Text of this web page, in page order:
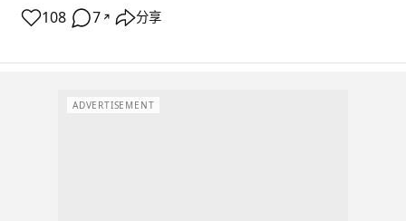
108 7 ↗ 分享
ADVERTISEMENT